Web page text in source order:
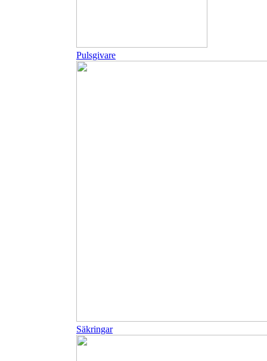
Pulsgivare
Säkringar